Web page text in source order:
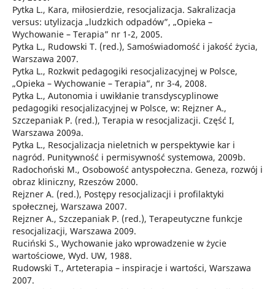
Pytka L., Kara, miłosierdzie, resocjalizacja. Sakralizacja
versus: utylizacja „ludzkich odpadów”, „Opieka –
Wychowanie – Terapia” nr 1-2, 2005.
Pytka L., Rudowski T. (red.), Samoświadomość i jakość życia,
Warszawa 2007.
Pytka L., Rozkwit pedagogiki resocjalizacyjnej w Polsce,
„Opieka – Wychowanie – Terapia”, nr 3-4, 2008.
Pytka L., Autonomia i uwikłanie transdyscyplinowe
pedagogiki resocjalizacyjnej w Polsce, w: Rejzner A.,
Szczepaniak P. (red.), Terapia w resocjalizacji. Część I,
Warszawa 2009a.
Pytka L., Resocjalizacja nieletnich w perspektywie kar i
nagród. Punitywność i permisywność systemowa, 2009b.
Radochoński M., Osobowość antyspołeczna. Geneza, rozwój i
obraz kliniczny, Rzeszów 2000.
Rejzner A. (red.), Postępy resocjalizacji i profilaktyki
społecznej, Warszawa 2007.
Rejzner A., Szczepaniak P. (red.), Terapeutyczne funkcje
resocjalizacji, Warszawa 2009.
Ruciński S., Wychowanie jako wprowadzenie w życie
wartościowe, Wyd. UW, 1988.
Rudowski T., Arteterapia – inspiracje i wartości, Warszawa
2007.